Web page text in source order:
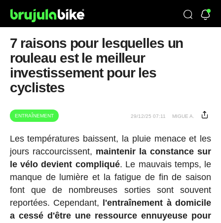
7 raisons pour lesquelles un
rouleau est le meilleur
investissement pour les
cyclistes
ENTRAÎNEMENT 29/12/25 07:11 MIGUE A.
Les températures baissent, la pluie menace et les
jours raccourcissent, maintenir la constance sur
le vélo devient compliqué. Le mauvais temps, le
manque de lumière et la fatigue de fin de saison
font que de nombreuses sorties sont souvent
reportées. Cependant,
l'entraînement à domicile
a cessé d'être une ressource ennuyeuse pour